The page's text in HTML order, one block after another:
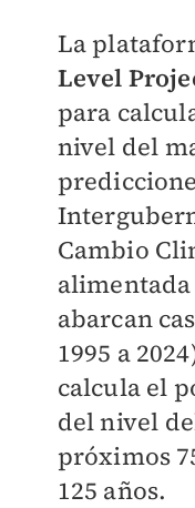
La
Level
para
nivel del
Cambio
abarcan
1995 a
calcula el
del nivel
próximos
125 años.